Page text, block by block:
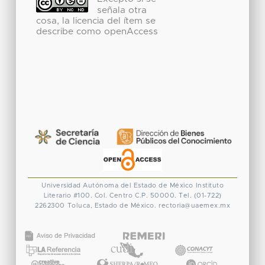
señala otra
cosa, la licencia del ítem se
describe como openAccess
Universidad Autónoma del Estado de México
Instituto
Literario #100. Col. Centro C.P. 50000. Tel. (01-722)
2262300 Toluca, Estado de México. rectoria@uaemex.mx